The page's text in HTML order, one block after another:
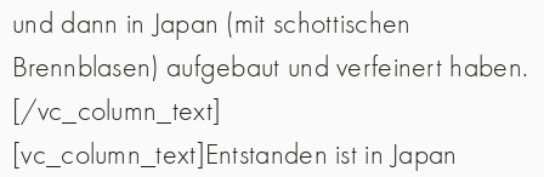
und dann in Japan (mit schottischen
Brennblasen) aufgebaut und verfeinert haben.
[/vc_column_text]
[vc_column_text]Entstanden ist in Japan